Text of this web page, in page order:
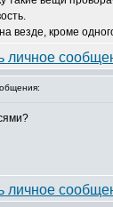
везде, кроме